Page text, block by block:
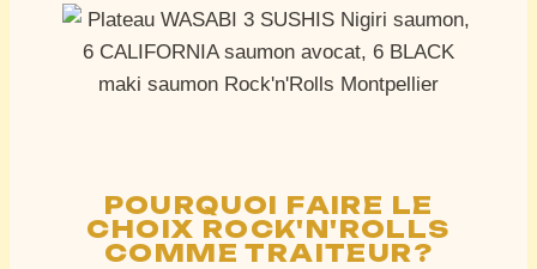
POURQUOI FAIRE LE
CHOIX ROCK'N'ROLLS
COMME TRAITEUR?